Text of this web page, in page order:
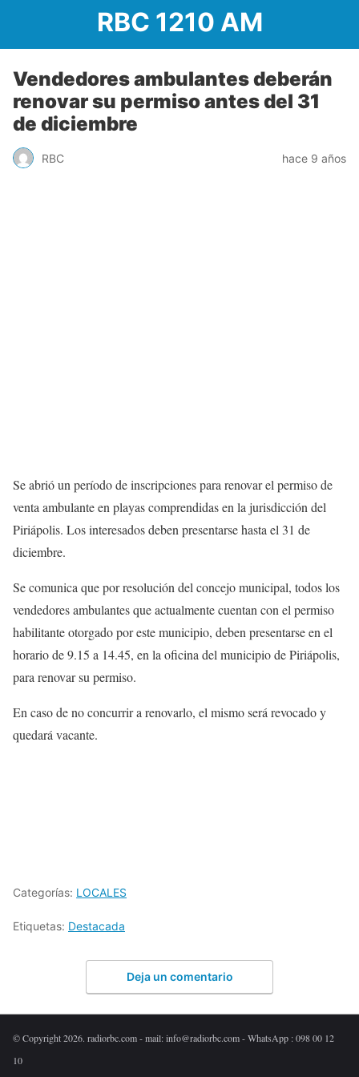
RBC 1210 AM
Vendedores ambulantes deberán
renovar su permiso antes del 31
de diciembre
RBC hace 9 años
Se abrió un período de inscripciones para renovar el permiso de
venta ambulante en playas comprendidas en la jurisdicción del
Piriápolis. Los interesados deben presentarse hasta el 31 de
diciembre.
Se comunica que por resolución del concejo municipal, todos los
vendedores ambulantes que actualmente cuentan con el permiso
habilitante otorgado por este municipio, deben presentarse en el
horario de 9.15 a 14.45, en la oficina del municipio de Piriápolis,
para renovar su permiso.
En caso de no concurrir a renovarlo, el mismo será revocado y
quedará vacante.
Categorías: LOCALES
Etiquetas: Destacada
Deja un comentario
© Copyright 2026. radiorbc.com - mail: info@radiorbc.com - WhatsApp : 098 00 12
10